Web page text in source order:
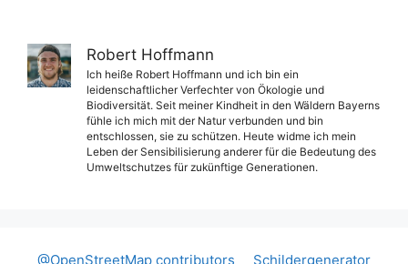
Robert Hoffmann
Ich heiße Robert Hoffmann und ich bin ein
leidenschaftlicher Verfechter von Ökologie und
Biodiversität. Seit meiner Kindheit in den Wäldern Bayerns
fühle ich mich mit der Natur verbunden und bin
entschlossen, sie zu schützen. Heute widme ich mein
Leben der Sensibilisierung anderer für die Bedeutung des
Umweltschutzes für zukünftige Generationen.
@OpenStreetMap contributors Schildergenerator